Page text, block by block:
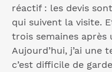
réactif : les devis
qui suivent la visite.
trois semaines après
Aujourd’hui, j’ai
c’est difficile de